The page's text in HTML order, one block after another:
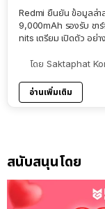
Redmi ยืนยัน ข้อมูลล่า
9,000mAh รองรับ ชา
nits เตรียม เปิดตัว อย่า
โดย Saktaphat
อ่านเพิ่มเติม
สนับสนุนโดย